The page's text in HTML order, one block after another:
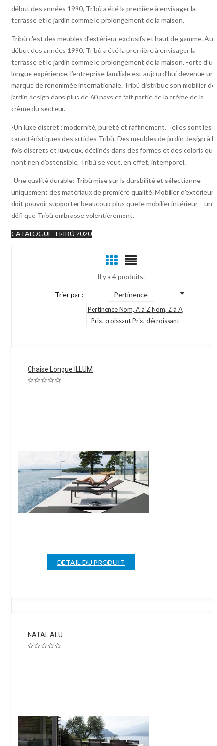
début des années 1990, Tribù a été la première à envisager la
terrasse et le jardin comme le prolongement de la maison.
Tribù c'est des meubles d’extérieur exclusifs et haut de gamme. Au
début des années 1990, Tribù a été la première à envisager la
terrasse et le jardin comme le prolongement de la maison. Forte
longue expérience, l’entreprise familiale est aujourd’hui devenue
marque de renommée internationale. Tribù distribue son mobilier de
jardin design dans plus de 60 pays et fait partie de la crème de la
crème du secteur.
-Un luxe discret : modernité, pureté et raffinement. Telles sont les
caractéristiques des articles Tribù. Des meubles de jardin design à la
fois discrets et luxueux, déclinés dans des formes et des coloris qui
n’ont rien d’ostensible. Tribù se veut, en effet, intemporel.
-Une qualité durable: Tribù mise sur la durabilité et sélectionne
uniquement des matériaux de première qualité. Mobilier d'extérieur
doit pouvoir supporter beaucoup plus que le mobilier intérieur – un
défi que Tribù embrasse volentièrement.
CATALOGUE TRIBÙ 2020
Il y a 4 produits.
Trier par : Pertinence
PertinenceNom, A à ZNom, Z à A
Prix, croissantPrix, décroissant
Chaise Longue ILLUM
DETAIL DU PRODUIT
NATAL ALU